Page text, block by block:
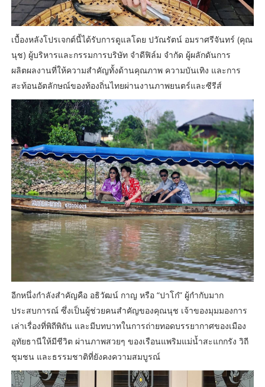
เบื้องหลังโปรเจกต์นี้ได้รับการดูแลโดย ปวัณรัตน์ อมราศรีจันทร์ (คุณ
นุช) ผู้บริหารและกรรมการบริษัท จำดีฟิล์ม จำกัด ผู้ผลักดันการ
ผลิตผลงานที่ให้ความสำคัญทั้งด้านคุณภาพ ความบันเทิง และการ
สะท้อนอัตลักษณ์ของท้องถิ่นไทยผ่านงานภาพยนตร์และซีรีส์
อีกหนึ่งกำลังสำคัญคือ อธิวัฒน์ กาญ หรือ “ปาโก๋” ผู้กำกับมาก
ประสบการณ์ ซึ่งเป็นผู้ช่วยคนสำคัญของคุณนุช เจ้าของมุมมองการ
เล่าเรื่องที่พิถีพิถัน และมีบทบาทในการถ่ายทอดบรรยากาศของเมือง
อุทัยธานีให้มีชีวิต ผ่านภาพสวยๆ ของเรือนแพริมแม่น้ำสะแกกรัง วิถี
ชุมชน และธรรมชาติที่ยังคงความสมบูรณ์